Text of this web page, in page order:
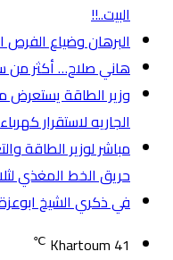
البيت..!!
البرهان وضياع الفرص
هاني صلاح… أكثر من
وزير الطاقة
الجاريه لاستقرار
مباشر لوزير الطاقة
حريق الخط المغذي
في ذكري الشيخ
Khartoum 41
℃